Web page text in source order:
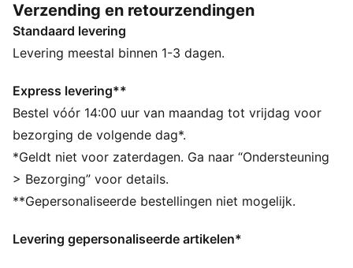
spel je ook brengt.
ALLE INS EN OUTS
VOCHTBEHEERSING: Technische dryCELL-materialen
comfortabel blijft
Als onderdeel van het RE:FIBRE programma is dit
kledingstuk gemaakt van minstens 95% gerecycled
materiaal uit textielafval en andere gebruikte
materialen.
DETAILS
Pasvorm: Normaal
Hals: Ronde hals
Verzending en retourzendingen
Standaard levering
Levering meestal binnen 1-3 dagen.
Express levering**
Bestel vóór 14:00 uur van maandag tot vrijdag voor
bezorging de volgende dag*.
*Geldt niet voor zaterdagen. Ga naar “Ondersteuning
> Bezorging” voor details.
**Gepersonaliseerde bestellingen niet mogelijk.
Levering gepersonaliseerde artikelen*